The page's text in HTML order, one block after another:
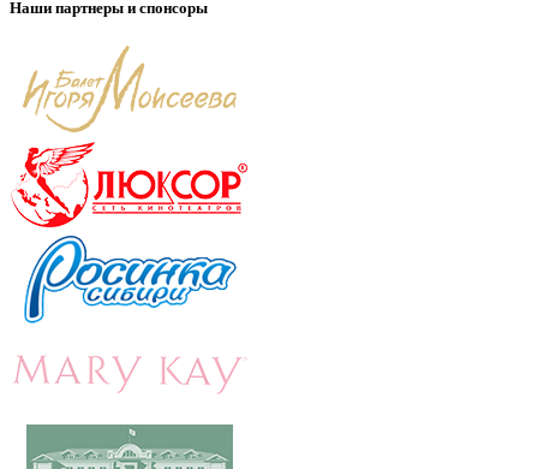
Наши партнеры и спонсоры